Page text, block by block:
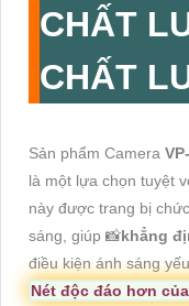
CHẤT
CHẤT
Sản phẩm Camera
là một lựa chọn tuyệt
này được trang bị
sáng, giúp 📸khẳng
điều kiện ánh sáng yếu.
Nét độc đáo hơn